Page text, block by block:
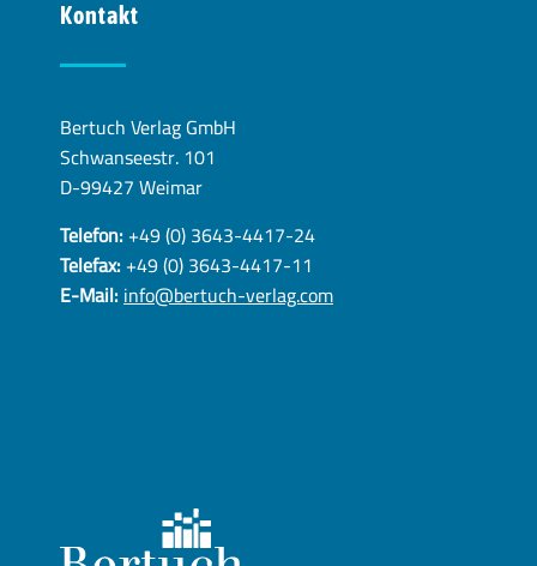
Kontakt
Bertuch Verlag GmbH
Schwanseestr. 101
D-99427 Weimar
Telefon:+49 (0) 3643-4417-24
Telefax:+49 (0) 3643-4417-11
E-Mail:info@bertuch-verlag.com